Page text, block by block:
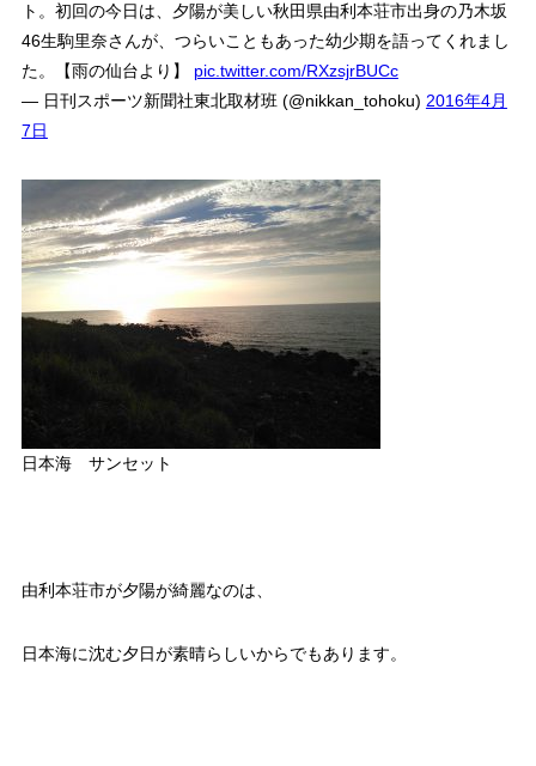
ト。初回の今日は、夕陽が美しい秋田県由利本荘市出身の乃木坂
46生駒里奈さんが、つらいこともあった幼少期を語ってくれまし
た。【雨の仙台より】 pic.twitter.com/RXzsjrBUCc
— 日刊スポーツ新聞社東北取材班 (@nikkan_tohoku) 2016年4月
7日
日本海 サンセット
由利本荘市が夕陽が綺麗なのは、
日本海に沈む夕日が素晴らしいからでもあります。